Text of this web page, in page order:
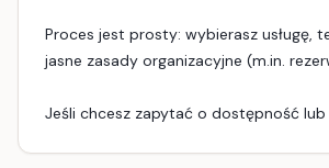
Proces jest prosty: wybierasz usługę,
jasne zasady organizacyjne (m.in.
Jeśli chcesz zapytać o dostępność